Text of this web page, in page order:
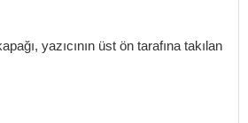
yazıcının üst ön tarafına takılan